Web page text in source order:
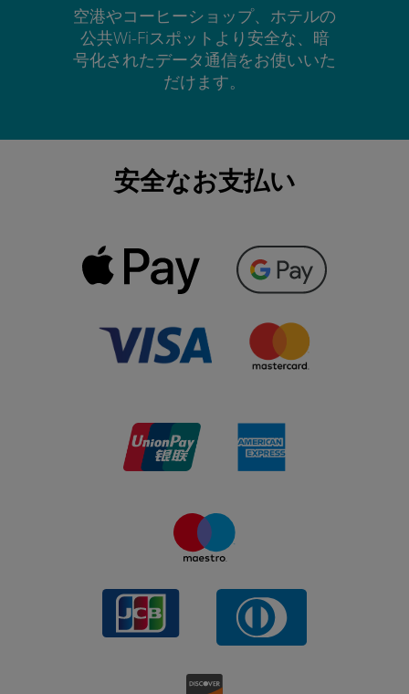
空港やコーヒーショップ、ホテルの
公共Wi-Fiスポットより安全な、暗
号化されたデータ通信をお使いいた
だけます。
安全なお支払い